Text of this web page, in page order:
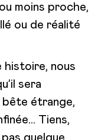
moins proche,
ou de réalité
nous
sera
bête étrange,
Tiens,
quelque